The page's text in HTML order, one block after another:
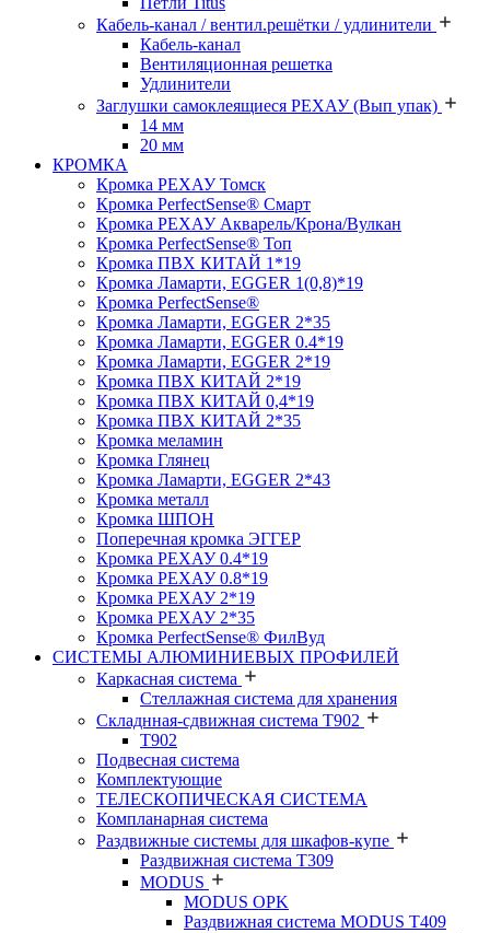
Кабель-канал / вентил.решётки / удлинители
Кабель-канал
Вентиляционная решетка
Удлинители
Заглушки самоклеящиеся РЕХАУ (Вып упак)
14 мм
20 мм
КРОМКА
Кромка PЕХАУ Томск
Кромка PerfectSense® Смарт
Кромка PЕХАУ Акварель/Крона/Вулкан
Кромка PerfectSense® Топ
Кромка ПВХ КИТАЙ 1*19
Кромка Ламарти, EGGER 1(0,8)*19
Кромка PerfectSense®
Кромка Ламарти, EGGER 2*35
Кромка Ламарти, EGGER 0.4*19
Кромка Ламарти, EGGER 2*19
Кромка ПВХ КИТАЙ 2*19
Кромка ПВХ КИТАЙ 0,4*19
Кромка ПВХ КИТАЙ 2*35
Кромка меламин
Кромка Глянец
Кромка Ламарти, EGGER 2*43
Кромка металл
Кромка ШПОН
Поперечная кромка ЭГГЕР
Кромка PЕХАУ 0.4*19
Кромка PЕХАУ 0.8*19
Кромка PЕХАУ 2*19
Кромка PЕХАУ 2*35
Кромка PerfectSense® ФилВуд
СИСТЕМЫ АЛЮМИНИЕВЫХ ПРОФИЛЕЙ
Каркасная система
Стеллажная система для хранения
Складнная-сдвижная система Т902
T902
Подвесная система
Комплектующие
ТЕЛЕСКОПИЧЕСКАЯ СИСТЕМА
Компланарная система
Раздвижные системы для шкафов-купе
Раздвижная система Т309
MODUS
MODUS OPK
Раздвижная система MODUS T409